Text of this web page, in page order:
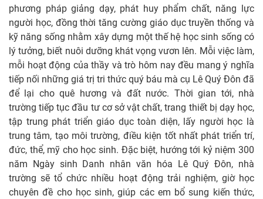
phương pháp giảng dạy, phát huy phẩm chất, năng lực
người học, đồng thời tăng cường giáo dục truyền thống và
kỹ năng sống nhằm xây dựng một thế hệ học sinh sống có
lý tưởng, biết nuôi dưỡng khát vọng vươn lên. Mỗi việc làm,
mỗi hoạt động của thầy và trò hôm nay đều mang ý nghĩa
tiếp nối những giá trị tri thức quý báu mà cụ Lê Quý Đôn đã
để lại cho quê hương và đất nước. Thời gian tới, nhà
trường tiếp tục đầu tư cơ sở vật chất, trang thiết bị dạy học,
tập trung phát triển giáo dục toàn diện, lấy người học là
trung tâm, tạo môi trường, điều kiện tốt nhất phát triển trí,
đức, thể, mỹ cho học sinh. Đặc biệt, hướng tới kỷ niệm 300
năm Ngày sinh Danh nhân văn hóa Lê Quý Đôn, nhà
trường sẽ tổ chức nhiều hoạt động trải nghiệm, giờ học
chuyên đề cho học sinh, giúp các em bổ sung kiến thức,